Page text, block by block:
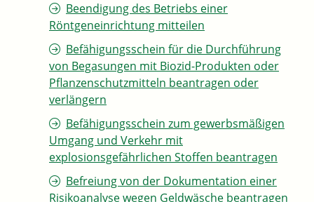
Beendigung des Betriebs einer
Röntgeneinrichtung mitteilen
Befähigungsschein für die Durchführung
von Begasungen mit Biozid-Produkten oder
Pflanzenschutzmitteln beantragen oder
verlängern
Befähigungsschein zum gewerbsmäßigen
Umgang und Verkehr mit
explosionsgefährlichen Stoffen beantragen
Befreiung von der Dokumentation einer
Risikoanalyse wegen Geldwäsche beantragen